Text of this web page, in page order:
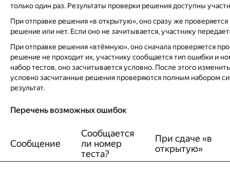
только один раз. Результаты проверки решения доступны
При отправке решения «в открытую», оно сразу же
решение или нет. Если оно не зачитывается, участнику
При отправке решения «втёмную», оно сначала проверяется
решение не проходит их, участнику сообщается тип ошибки и
набор тестов, оно засчитывается условно. После этого
условно засчитанные решения проверяются полным набором
результат.
Перечень возможных ошибок
Сообщение
Сообщается
ли номер
теста?
При сдаче «в
открытую»